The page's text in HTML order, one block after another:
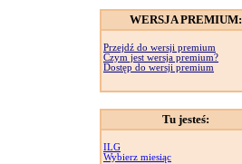
WERSJA PREMIUM:
Przejdź do wersji premium
Czym jest wersja premium?
Dostęp do wersji premium
Tu jesteś:
ILG
Wybierz miesiąc